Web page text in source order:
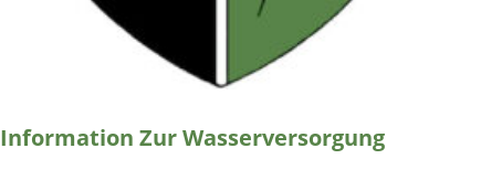
Information Zur Wasserversorgung